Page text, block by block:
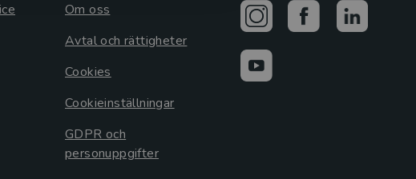
Om oss
Avtal och rättigheter
Cookies
Cookieinställningar
GDPR och
personuppgifter